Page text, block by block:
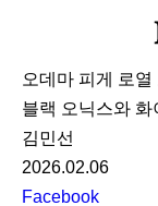
오데마 피게 로
블랙 오닉스와
김민선
2026.02.06
S
Facebook